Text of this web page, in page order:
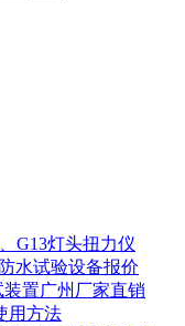
G13灯头扭力仪
水试验设备报价
置广州厂家直销
用方法